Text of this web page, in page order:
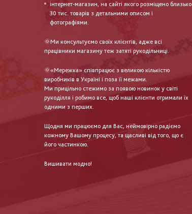
інтернет-магазин, на сайті якого розміщено близько
30 тис. товарів з детальними описом і
фотографіями.
🌞Ми консультуємо своїх клієнтів, адже всі
працівники магазину теж затяті рукодільниці.
🌞«Мережка» співпрацює з великою кількістю
виробників в Україні і поза її межами.
Ми прицільно стежимо за появою новинок у світі
рукоділля і робимо все, щоб наші клієнти отримали їх
одними з перших.
Щодня ми працюємо для Вас, неймовірно радіємо
кожному Вашому процесу, та щасливі від того, що є
його частинкою.
Вишивати модно!